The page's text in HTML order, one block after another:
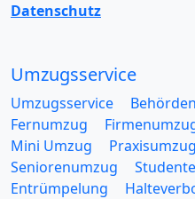
Datenschutz
Umzugsservice
Umzugsservice
Fernumzug
Mini Umzug
Praxisumzug
Seniorenumzug
Entrümpelung